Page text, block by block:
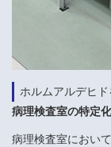
ホルムアルデヒ
病理検査室の特定
病理検査室におい